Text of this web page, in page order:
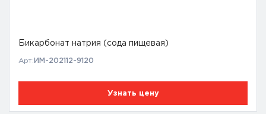
Бикарбонат натрия (сода пищевая)
Арт: ИМ-202112-9120
Узнать цену